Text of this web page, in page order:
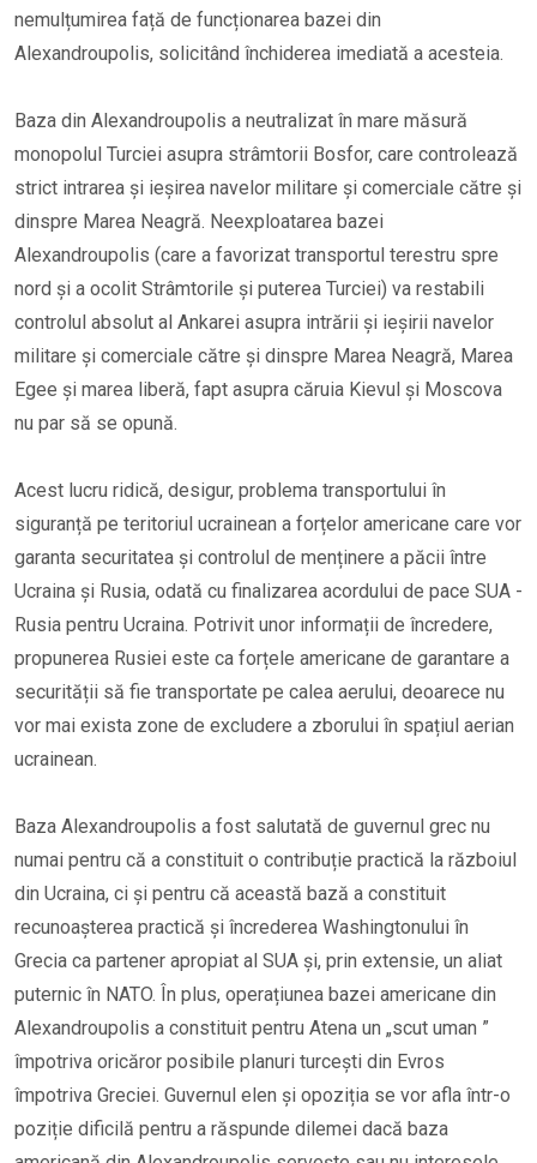
nemulțumirea față de funcționarea bazei din
Alexandroupolis, solicitând închiderea imediată a acesteia.
Baza din Alexandroupolis a neutralizat în mare măsură
monopolul Turciei asupra strâmtorii Bosfor, care controlează
strict intrarea și ieșirea navelor militare și comerciale către și
dinspre Marea Neagră. Neexploatarea bazei
Alexandroupolis (care a favorizat transportul terestru spre
nord și a ocolit Strâmtorile și puterea Turciei) va restabili
controlul absolut al Ankarei asupra intrării și ieșirii navelor
militare și comerciale către și dinspre Marea Neagră, Marea
Egee și marea liberă, fapt asupra căruia Kievul și Moscova
nu par să se opună.
Acest lucru ridică, desigur, problema transportului în
siguranță pe teritoriul ucrainean a forțelor americane care vor
garanta securitatea și controlul de menținere a păcii între
Ucraina și Rusia, odată cu finalizarea acordului de pace SUA -
Rusia pentru Ucraina. Potrivit unor informații de încredere,
propunerea Rusiei este ca forțele americane de garantare a
securității să fie transportate pe calea aerului, deoarece nu
vor mai exista zone de excludere a zborului în spațiul aerian
ucrainean.
Baza Alexandroupolis a fost salutată de guvernul grec nu
numai pentru că a constituit o contribuție practică la războiul
din Ucraina, ci și pentru că această bază a constituit
recunoașterea practică și încrederea Washingtonului în
Grecia ca partener apropiat al SUA și, prin extensie, un aliat
puternic în NATO. În plus, operațiunea bazei americane din
Alexandroupolis a constituit pentru Atena un „scut uman ”
împotriva oricăror posibile planuri turcești din Evros
împotriva Greciei. Guvernul elen și opoziția se vor afla într-o
poziție dificilă pentru a răspunde dilemei dacă baza